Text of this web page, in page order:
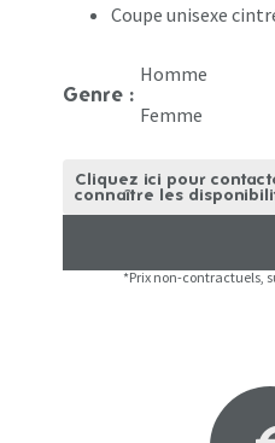
Coupe unisexe
Genre :
Homme
Femme
Cliquez ici pour
connaître les
*Prix non-contractuels,